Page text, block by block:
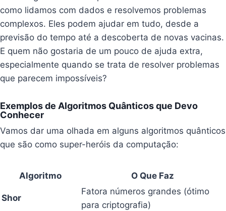
como lidamos com dados e resolvemos problemas
complexos. Eles podem ajudar em tudo, desde a
previsão do tempo até a descoberta de novas vacinas.
E quem não gostaria de um pouco de ajuda extra,
especialmente quando se trata de resolver problemas
que parecem impossíveis?
Exemplos de Algoritmos Quânticos que Devo
Conhecer
Vamos dar uma olhada em alguns algoritmos quânticos
que são como super-heróis da computação:
Algoritmo O Que Faz
Shor
Fatora números grandes (ótimo
para criptografia)